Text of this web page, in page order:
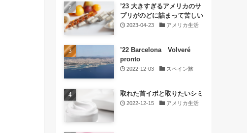
’23 大きすぎるアメリカのサ
プリがのどに詰まって苦しい
2023-04-23 アメリカ生活
’22 Barcelona Volveré
pronto
2022-12-03 スペイン旅
取れた首イボと取りたいシミ
2022-12-15 アメリカ生活